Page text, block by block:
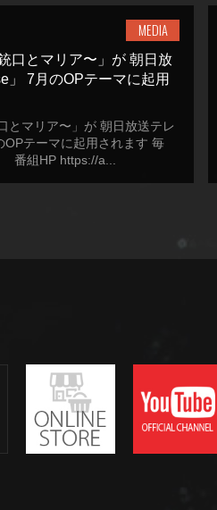
MEDIA
口とマリア〜」が 朝日放
」 7月のOPテーマに起用
とマリア〜」が 朝日放送テレ
OPテーマに起用されます 毎
番組HP https://a...